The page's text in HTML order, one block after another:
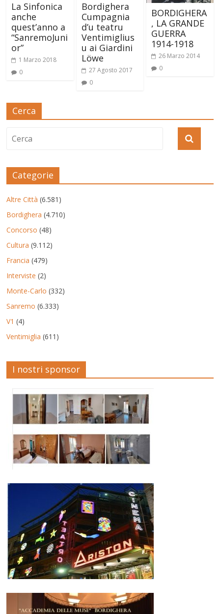
La Sinfonica
anche
quest’anno a
“SanremoJuni
or”
1 Marzo 2018
0
Bordighera
Cumpagnia
d’u teatru
Ventimiglius
u ai Giardini
Löwe
27 Agosto 2017
0
BORDIGHERA
, LA GRANDE
GUERRA
1914-1918
26 Marzo 2014
0
Cerca
Categorie
Altre Città (6.581)
Bordighera (4.710)
Concorso (48)
Cultura (9.112)
Francia (479)
Interviste (2)
Monte-Carlo (332)
Sanremo (6.333)
V1 (4)
Ventimiglia (611)
I nostri sponsor